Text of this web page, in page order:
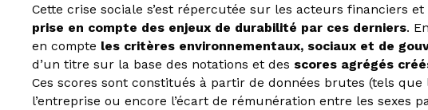
Cette crise sociale s’est répercutée sur les acteurs financiers et
prise en compte des enjeux de durabilité par ces derniers.
en compte les critères environnementaux, sociaux et de
d’un titre sur la base des notations et des scores agrégés
Ces scores sont constitués à partir de données brutes (tels
l’entreprise ou encore l’écart de rémunération entre les sexes